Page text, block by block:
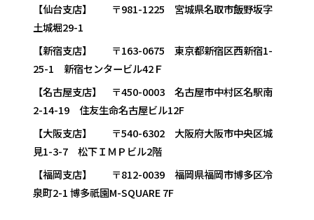
【仙台支店】 〒981-1225 宮城県名取市飯野坂字
土城堀29-1
【新宿支店】 〒163-0675 東京都新宿区西新宿1-
25-1 新宿センタービル42Ｆ
【名古屋支店】 〒450-0003 名古屋市中村区名駅南
2-14-19 住友生命名古屋ビル12F
【大阪支店】 〒540-6302 大阪府大阪市中央区城
見1-3-7 松下ＩＭＰビル2階
【福岡支店】 〒812-0039 福岡県福岡市博多区冷
泉町2-1 博多祇園M-SQUARE 7F